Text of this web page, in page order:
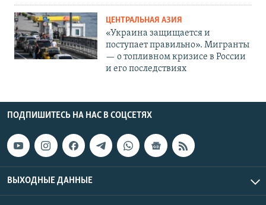
ЦЕНТРАЛЬНАЯ АЗИЯ
«Украина защищается и
поступает правильно». Мигранты
— о топливном кризисе в России
и его последствиях
ПОДПИШИТЕСЬ НА НАС В СОЦСЕТЯХ
ВЫХОДНЫЕ ДАННЫЕ